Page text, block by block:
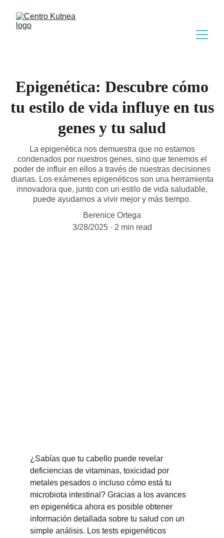
Epigenética: Descubre cómo
tu estilo de vida influye en tus
genes y tu salud
La epigenética nos demuestra que no estamos
condenados por nuestros genes, sino que tenemos el
poder de influir en ellos a través de nuestras decisiones
diarias. Los exámenes epigenéticos son una herramienta
innovadora que, junto con un estilo de vida saludable,
puede ayudarnos a vivir mejor y más tiempo.
Berenice Ortega
3/28/2025
2 min read
¿Sabías que tu cabello puede revelar
deficiencias de vitaminas, toxicidad por
metales pesados o incluso cómo está tu
microbiota intestinal? Gracias a los avances
en epigenética ahora es posible obtener
información detallada sobre tu salud con un
simple análisis. Los tests epigenéticos